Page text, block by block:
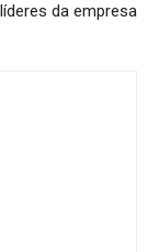
líderes da empresa